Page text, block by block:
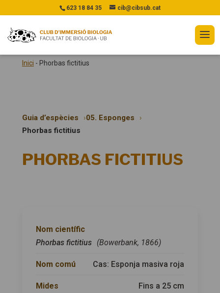
623 18 84 35 cib@cibsub.cat
Inici - Phorbas fictitius
Guia d’espècies
05. Esponges
Phorbas fictitius
PHORBAS FICTITIUS
Nom científic
Phorbas fictitius (Bowerbank, 1866)
Nom comú Cas: Esponja masiva roja
Mides Fins a 25 cm